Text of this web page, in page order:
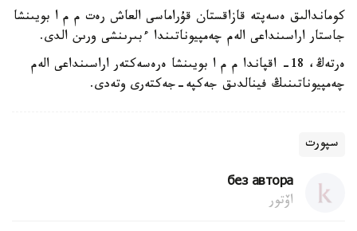
كوماندالىق ەسەپتە قازاقستان قۇراماسى العاش رەت م م ا بويىنشا
جاستار اراسىنداعى الەم چەمپيوناتىندا ءبىرىنشى ورىن الدى.
ەرتەڭ، 18- اقپاندا م م ا بويىنشا ەرەسەكتەر اراسىنداعى الەم
چەمپيوناتىنىڭ فينالدىق جەكپە-جەكتەرى وتەدى.
سپورت
без автора
اۆتور